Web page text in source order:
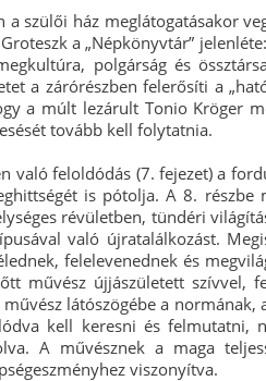
a szülői ház meglátogatásakor
a „Népkönyvtár”
polgárság és
a zárórészben felerősíti a
a múlt lezárult Tonio Kröger
tovább kell folytatnia.
való feloldódás (7. fejezet) a
is pótolja. A 8. részbe
révületben, tündéri
való újratalálkozást.
felelevenednek és
művész újjászületett szívvel,
látószögébe a
kell keresni és felmutatni,
A művésznek a maga
viszonyítva.